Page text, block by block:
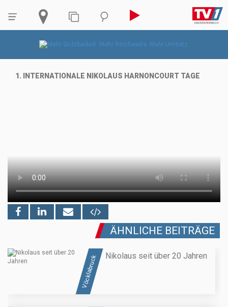
1. INTERNATIONALE NIKOLAUS HARNONCOURT TAGE
ÄHNLICHE BEITRÄGE
Vöcklabruck Nikolaus seit über 20 Jahren